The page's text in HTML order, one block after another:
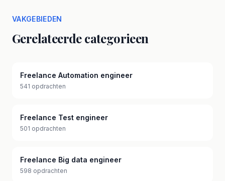
VAKGEBIEDEN
Gerelateerde categorieen
Freelance Automation engineer
541 opdrachten
Freelance Test engineer
501 opdrachten
Freelance Big data engineer
598 opdrachten